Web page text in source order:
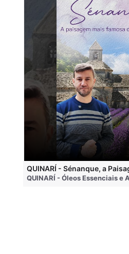
QUINARÍ - Óleos Essenciais e